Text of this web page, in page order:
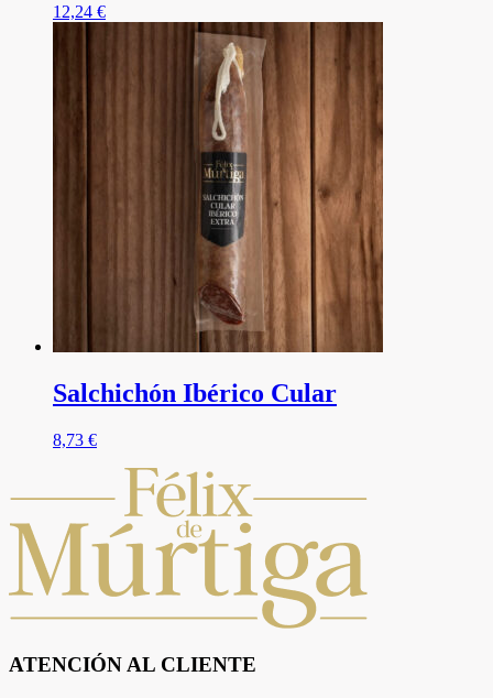
12,24 €
Salchichón Ibérico Cular
8,73 €
ATENCIÓN AL CLIENTE